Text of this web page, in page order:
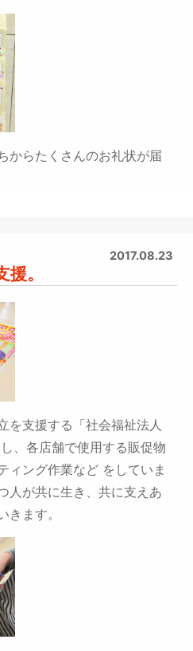
からたくさんのお礼状が届
2017.08.23
。
を支援する「社会福祉法人
、各店舗で使用する販促物
ィング作業など をしていま
人が共に生き、共に支えあ
きます。